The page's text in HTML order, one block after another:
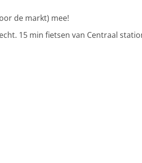
de markt) mee!
15 min fietsen van Centraal